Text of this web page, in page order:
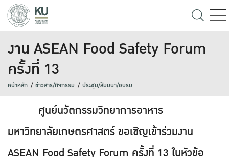
งาน ASEAN Food Safety Forum
ครั้งที่ 13
หน้าหลัก ข่าวสาร/กิจกรรม ประชุม/สัมมนา/อบรม
ศูนย์นวัตกรรมวิทยาการอาหาร
มหาวิทยาลัยเกษตรศาสตร์ ขอเชิญเข้าร่วมงาน
ASEAN Food Safety Forum ครั้งที่ 13 ในหัวข้อ